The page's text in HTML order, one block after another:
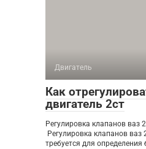
Двигатель
Как
двигатель 2ст
Регулировка клапанов ваз
Регулировка клапанов ваз
требуется для определения